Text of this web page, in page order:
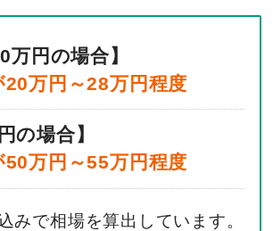
万円の場合】
20万円～28万円程度
の場合】
50万円～55万円程度
みで相場を算出しています。